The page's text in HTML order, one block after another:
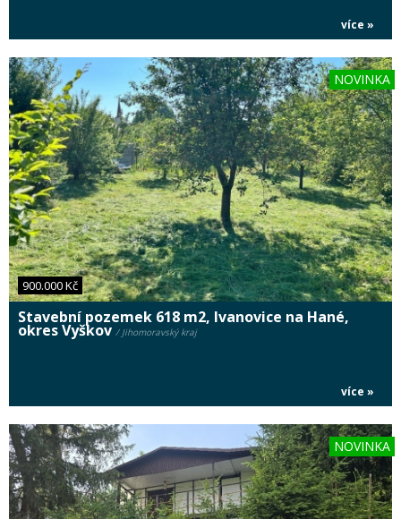
více »
900.000 Kč
NOVINKA
Stavební pozemek 618 m2, Ivanovice na Hané,
okres Vyškov / Jihomoravský kraj
více »
NOVINKA